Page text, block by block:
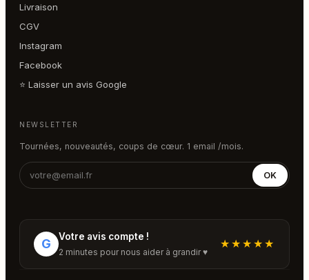
Livraison
CGV
Instagram
Facebook
⭐ Laisser un avis Google
NEWSLETTER
Tournées, nouveautés, coups de cœur. 1 email /mois.
OK
G Votre avis compte !
2 minutes pour nous aider à grandir ♥
★★★★★